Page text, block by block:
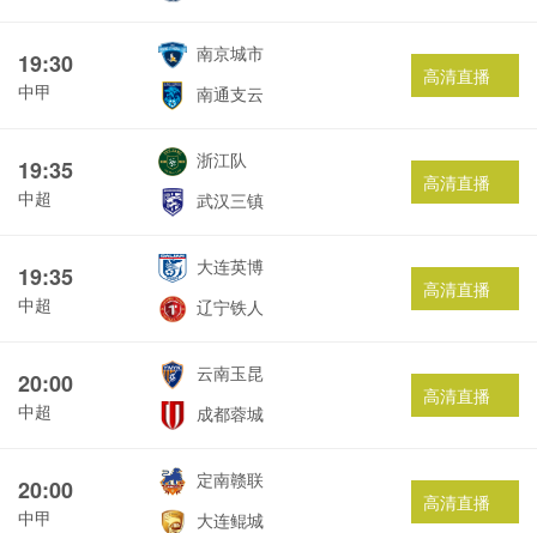
19:30
中甲
南京城市
南通支云
高清直播
19:35
中超
浙江队
武汉三镇
高清直播
19:35
中超
大连英博
辽宁铁人
高清直播
20:00
中超
云南玉昆
成都蓉城
高清直播
20:00
中甲
定南赣联
大连鲲城
高清直播